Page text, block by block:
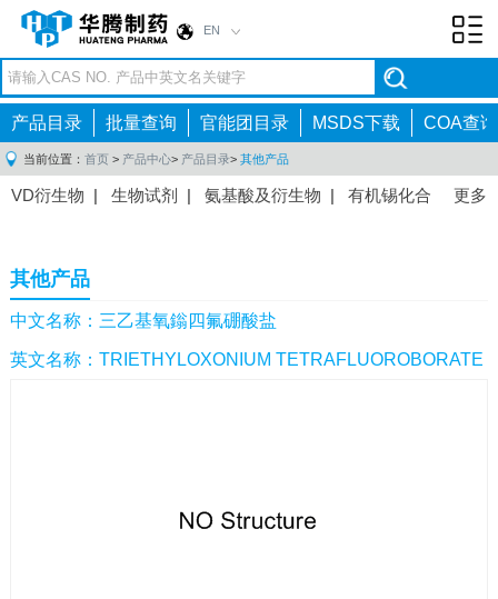
EN
产品目录 批量查询 官能团目录 MSDS下载 COA查询
当前位置： 首页 > 产品中心> 产品目录> 其他产品
更多
VD衍生物 | 生物试剂 | 氨基酸及衍生物 | 有机锡化合
间体|抗高血压药物中间体
感染药物中间体
体 |抗精神病药物中间体|抗炎药物中间体
药中间体|其他原料药中间体|
其他产品
中文名称：三乙基氧鎓四氟硼酸盐
英文名称：TRIETHYLOXONIUM TETRAFLUOROBORATE